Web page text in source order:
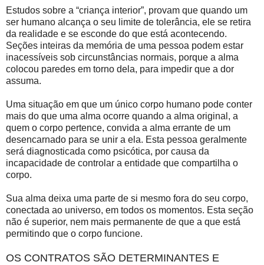
Estudos sobre a “criança interior”, provam que quando um
ser humano alcança o seu limite de tolerância, ele se retira
da realidade e se esconde do que está acontecendo.
Seções inteiras da memória de uma pessoa podem estar
inacessíveis sob circunstâncias normais, porque a alma
colocou paredes em torno dela, para impedir que a dor
assuma.
Uma situação em que um único corpo humano pode conter
mais do que uma alma ocorre quando a alma original, a
quem o corpo pertence, convida a alma errante de um
desencarnado para se unir a ela. Esta pessoa geralmente
será diagnosticada como psicótica, por causa da
incapacidade de controlar a entidade que compartilha o
corpo.
Sua alma deixa uma parte de si mesmo fora do seu corpo,
conectada ao universo, em todos os momentos. Esta seção
não é superior, nem mais permanente de que a que está
permitindo que o corpo funcione.
OS CONTRATOS SÃO DETERMINANTES E